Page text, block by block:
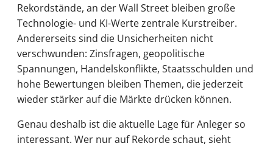
Rekordstände, an der Wall Street bleiben große
Technologie- und KI-Werte zentrale Kurstreiber.
Andererseits sind die Unsicherheiten nicht
verschwunden: Zinsfragen, geopolitische
Spannungen, Handelskonflikte, Staatsschulden und
hohe Bewertungen bleiben Themen, die jederzeit
wieder stärker auf die Märkte drücken können.
Genau deshalb ist die aktuelle Lage für Anleger so
interessant. Wer nur auf Rekorde schaut, sieht